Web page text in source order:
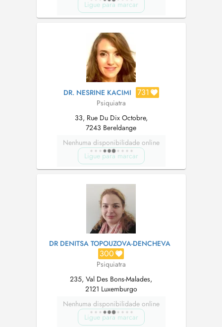
Ligue para marcar
DR. NESRINE KACIMI 731
Psiquiatra
33, Rue Du Dix Octobre,
7243 Bereldange
Nenhuma disponibilidade online
Ligue para marcar
DR DENITSA TOPOUZOVA-DENCHEVA
300
Psiquiatra
235, Val Des Bons-Malades,
2121 Luxemburgo
Nenhuma disponibilidade online
Ligue para marcar